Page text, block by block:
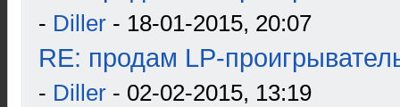
- Diller - 18-01-2015, 20:07
RE: продам LP-
- Diller - 02-02-2015, 13:19